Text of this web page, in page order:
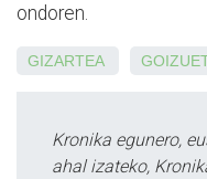
ondoren.
GIZARTEA
Kronika egunero,
ahal izateko,